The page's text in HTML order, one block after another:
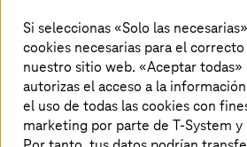
21-mar.-2025 | Seguridad
Ciberseguridad: un curso
industria manufacturera
Si seleccionas «Solo las
cookies necesarias para el
nuestro sitio web. «Aceptar todas»
autorizas el acceso a la
el uso de todas las cookies con
marketing por parte de T-System y